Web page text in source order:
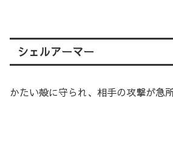
シェルアーマー
かたい殻に守られ、相手の攻撃が急